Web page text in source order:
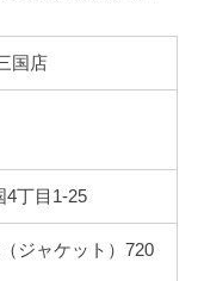
国店
4丁目1-25
ジャケット）720